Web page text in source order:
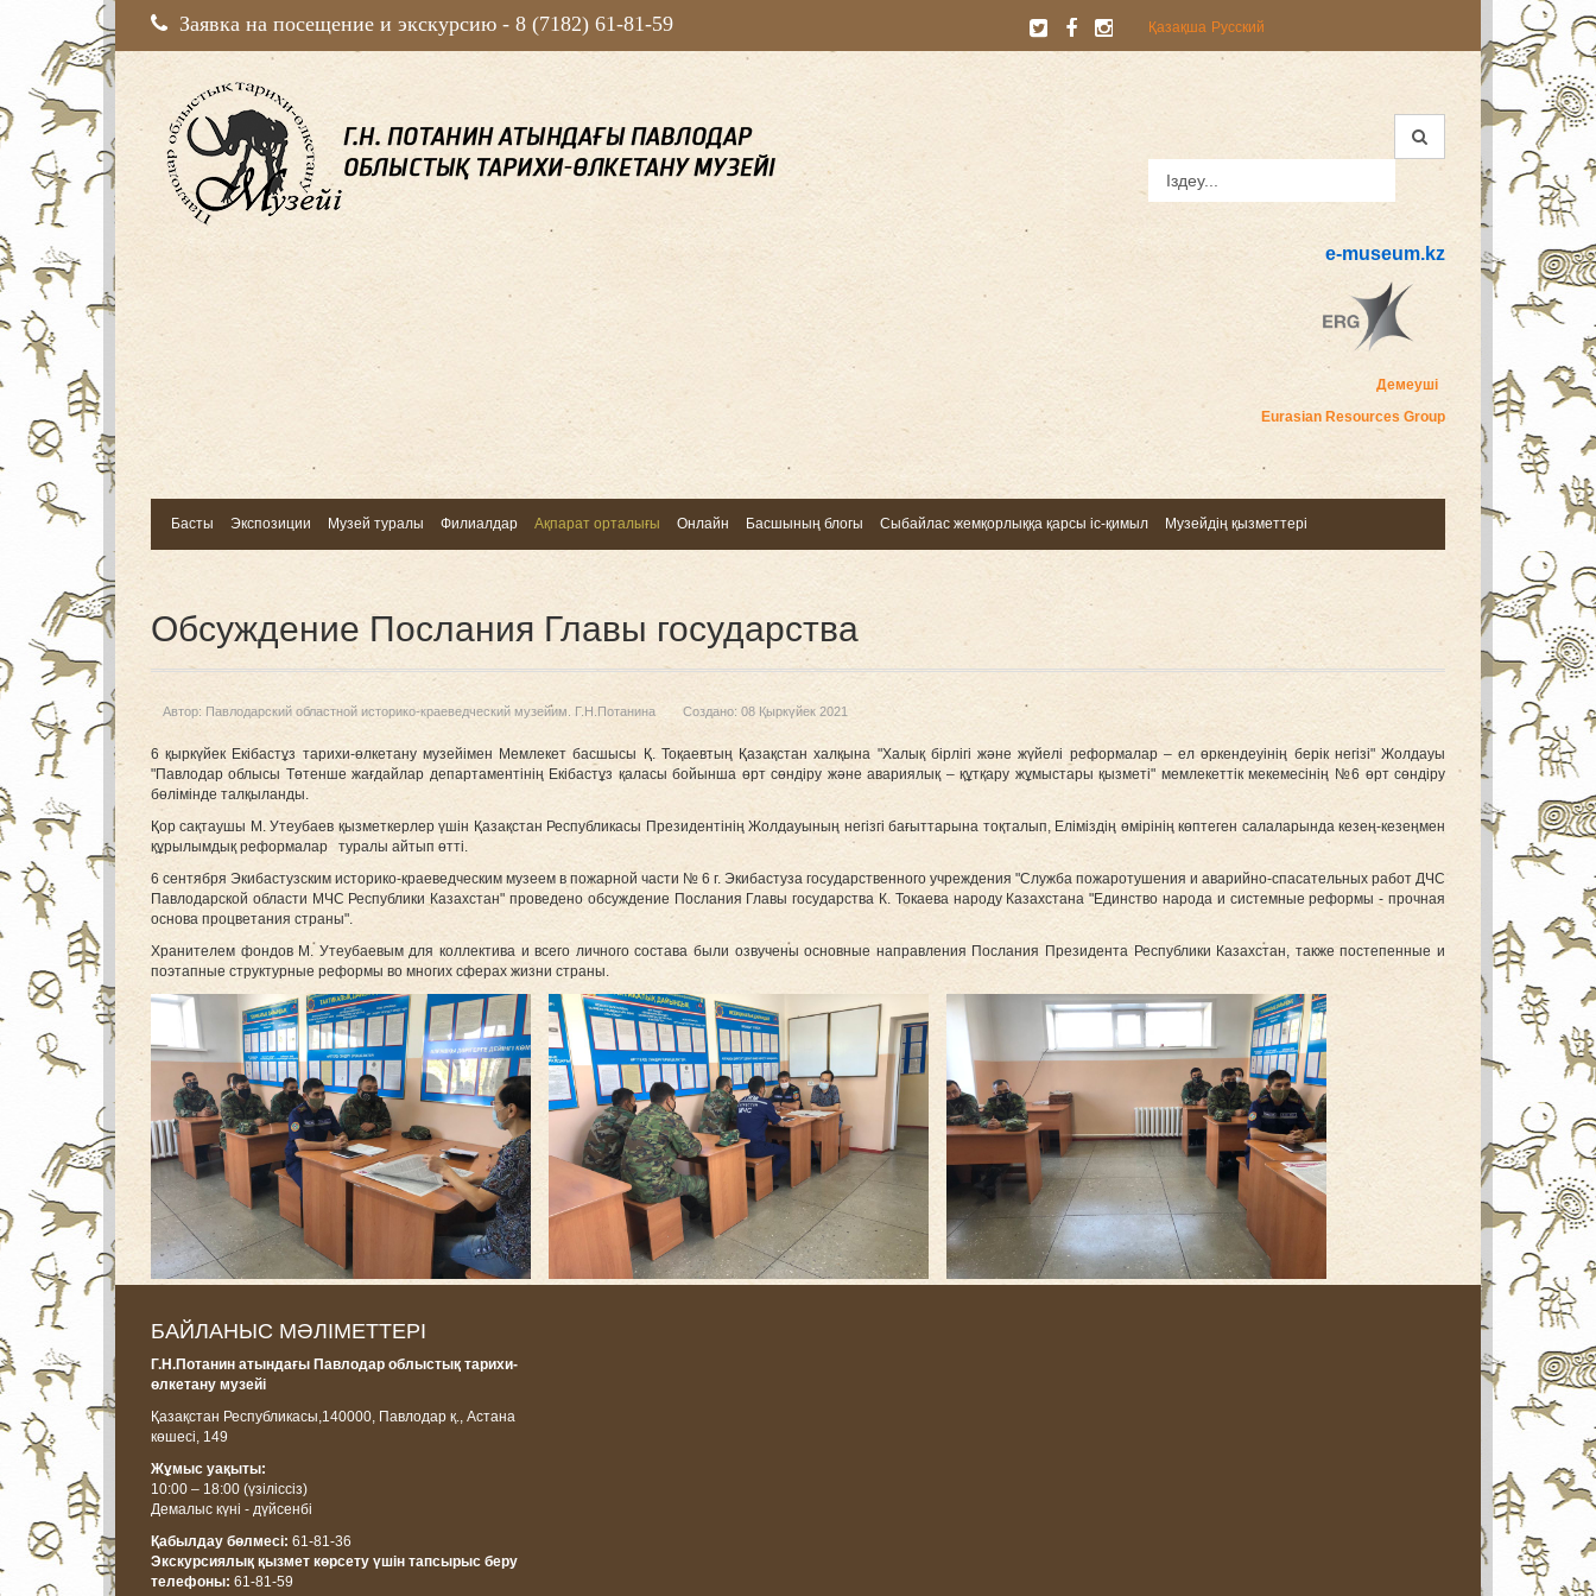
Заявка на посещение и экскурсию - 8 (7182) 61-81-59 Қазақша Русский
e-museum.kz
Демеуші
Eurasian Resources Group
Басты Экспозиции Музей туралы Филиалдар Ақпарат орталығы Онлайн Басшының блогы Сыбайлас жемқорлыққа қарсы іс-қимыл Музейдің қызметтері
Обсуждение Послания Главы государства
Автор: Павлодарский областной историко-краеведческий музейим. Г.Н.Потанина Создано: 08 Қыркүйек 2021
6 қыркүйек Екібастұз тарихи-өлкетану музейімен Мемлекет басшысы Қ. Тоқаевтың Қазақстан халқына "Халық бірлігі және жүйелі реформалар – ел өркендеуінің берік негізі" Жолдауы
"Павлодар облысы Төтенше жағдайлар департаментінің Екібастұз қаласы бойынша өрт сөндіру және авариялық – құтқару жұмыстары қызметі" мемлекеттік мекемесінің №6 өрт сөндіру
бөлімінде талқыланды.
Қор сақтаушы М. Утеубаев қызметкерлер үшін Қазақстан Республикасы Президентінің Жолдауының негізгі бағыттарына тоқталып, Еліміздің өмірінің көптеген салаларында кезең-кезеңмен
құрылымдық реформалар туралы айтып өтті.
6 сентября Экибастузским историко-краеведческим музеем в пожарной части № 6 г. Экибастуза государственного учреждения "Служба пожаротушения и аварийно-спасательных работ ДЧС
Павлодарской области МЧС Республики Казахстан" проведено обсуждение Послания Главы государства К. Токаева народу Казахстана "Единство народа и системные реформы - прочная
основа процветания страны".
Хранителем фондов М. Утеубаевым для коллектива и всего личного состава были озвучены основные направления Послания Президента Республики Казахстан, также постепенные и
поэтапные структурные реформы во многих сферах жизни страны.
БАЙЛАНЫС МӘЛІМЕТТЕРІ
Г.Н.Потанин атындағы Павлодар облыстық тарихи-
өлкетану музейі
Қазақстан Республикасы,140000, Павлодар қ., Астана
көшесі, 149
Жұмыс уақыты:
10:00 – 18:00 (үзіліссіз)
Демалыс күні - дүйсенбі
Қабылдау бөлмесі: 61-81-36
Экскурсиялық қызмет көрсету үшін тапсырыс беру
телефоны: 61-81-59